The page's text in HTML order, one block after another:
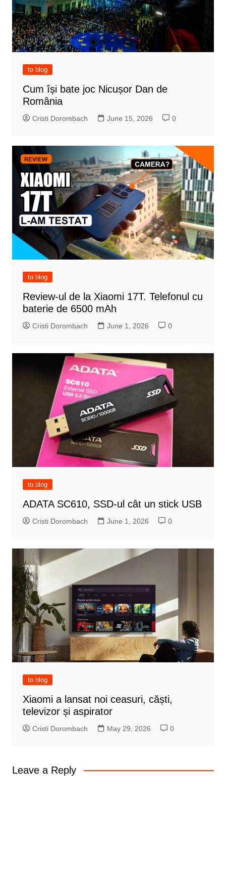
to blog
Cum își bate joc Nicușor Dan de
România
Cristi Dorombach June 15, 2026 0
to blog
Review-ul de la Xiaomi 17T. Telefonul cu
baterie de 6500 mAh
Cristi Dorombach June 1, 2026 0
to blog
ADATA SC610, SSD-ul cât un stick USB
Cristi Dorombach June 1, 2026 0
to blog
Xiaomi a lansat noi ceasuri, căști,
televizor și aspirator
Cristi Dorombach May 29, 2026 0
Leave a Reply